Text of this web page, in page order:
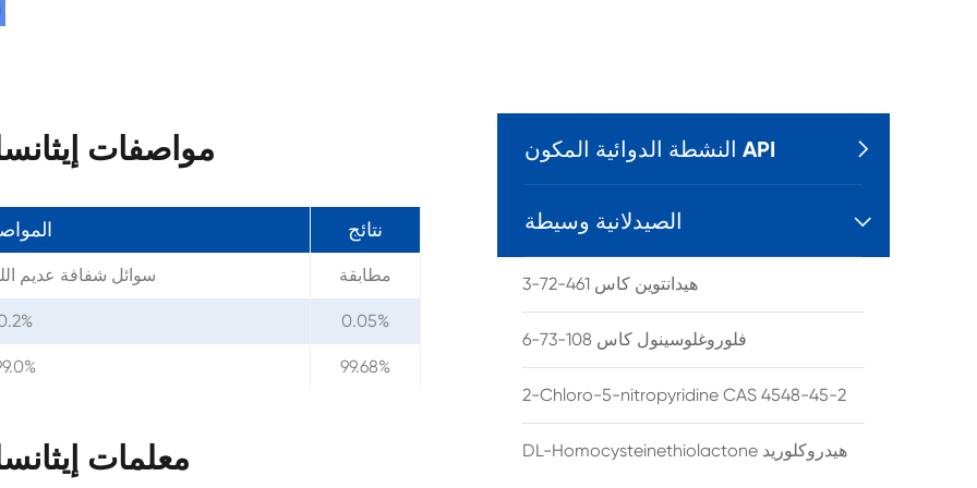
مواصفات
نتائج
سوائل شفافة عديم مطابقة
0.05%
99.68%
معلمات
النشطة الدوائية المكون API 
الصيدلانية وسيطة 
هيدانتوين كاس 461-72-3
فلوروغلوسينول كاس 108-73-6
2-Chloro-5-nitropyridine CAS 4548-45-2
DL-Homocysteinethiolactone هيدروكلوريد